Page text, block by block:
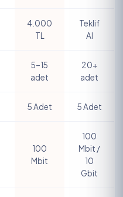
4.000
TL
Teklif
Al
5–15
adet
20+
adet
5 Adet 5 Adet
100
Mbit
100
Mbit /
10
Gbit